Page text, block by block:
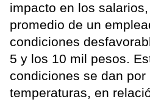
impacto en los
promedio de un
condiciones
5 y los 10 mil pesos.
condiciones se dan
temperaturas, en